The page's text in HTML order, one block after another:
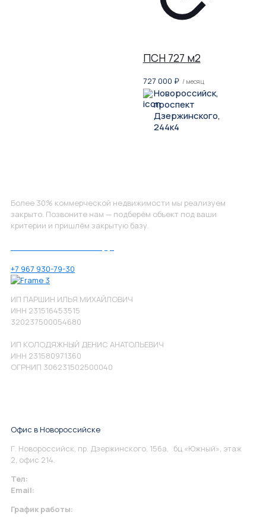
ПСН 727 м2
727 000 ₽ / месяц
Новороссийск,
проспект
Дзержинского,
244к4
Более 30% коммерческой недвижимости мы реализуем
закрыто. Позвоните нам — подберём объект под ваши
критерии и пришлём закрытую базу.
+7 967 930-79-30
ИП ПАРШИН ИЛЬЯ МИХАЙЛОВИЧ
ИНН 231516453515
320237500054680
ИП КОЛОДЯЖНЫЙ ДЕНИС АНАТОЛЬЕВИЧ
ИНН 231580971360
ОГРНИП 306231502500040
Офис в Новороссийске
Г. Новороссийск, пр. Дзержинского, 156а, бц «Южный», этаж
2, офис 214.
Тел:
Email:
График работы: